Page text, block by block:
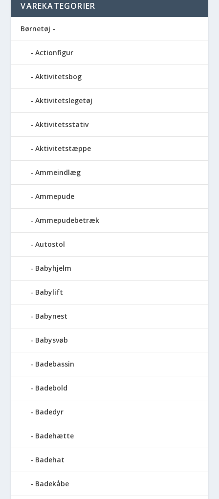
VAREKATEGORIER
Børnetøj -
Actionfigur
Aktivitetsbog
Aktivitetslegetøj
Aktivitetsstativ
Aktivitetstæppe
Ammeindlæg
Ammepude
Ammepudebetræk
Autostol
Babyhjelm
Babylift
Babynest
Babysvøb
Badebassin
Badebold
Badedyr
Badehætte
Badehat
Badekåbe